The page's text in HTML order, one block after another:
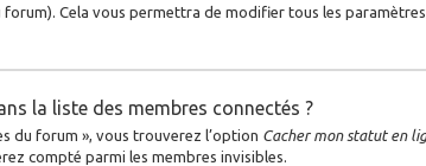
Cela vous permettra de modifier tous les
la liste des membres connectés ?
du forum », vous trouverez l’option Cacher mon statut en
compté parmi les membres invisibles.